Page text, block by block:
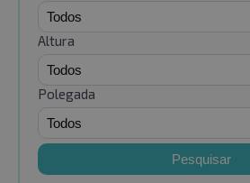
Altura
Polegada
Pesquisar